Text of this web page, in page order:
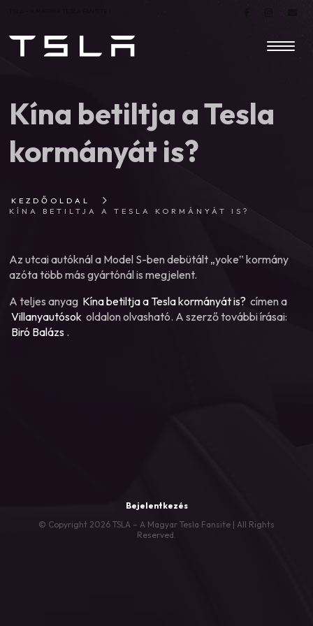
Kína betiltja a Tesla
kormányát is?
KEZDŐOLDAL
KÍNA BETILTJA A TESLA KORMÁNYÁT IS?
Az utcai autóknál a Model S-ben debütált „yoke‟ kormány
azóta több más gyártónál is megjelent.
A teljes anyag Kína betiltja a Tesla kormányát is? címen a
Villanyautósok oldalon olvasható. A szerző további írásai:
Biró Balázs .
Bejelentkezés
© Copyright 2026 TSLA – A Magyar Tesla Fansite | All Rights
Reserved.